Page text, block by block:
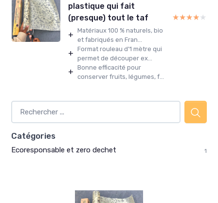
plastique qui fait
(presque) tout le taf
+ Matériaux 100 % naturels, bio
et fabriqués en Fran...
+ Format rouleau d’1 mètre qui
permet de découper ex...
+ Bonne efficacité pour
conserver fruits, légumes, f...
★★★★★
★★★★★
Catégories
Ecoresponsable et zero dechet 1